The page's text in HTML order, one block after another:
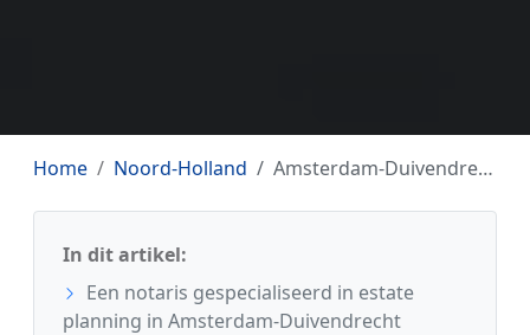
Home Noord-Holland Amsterdam-Duivendrecht
In dit artikel:
Een notaris gespecialiseerd in estate
planning in Amsterdam-Duivendrecht